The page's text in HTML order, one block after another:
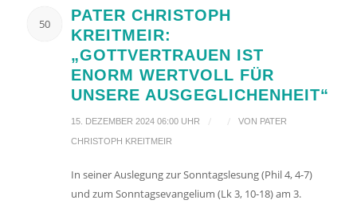
50
PATER CHRISTOPH
KREITMEIR:
„GOTTVERTRAUEN IST
ENORM WERTVOLL FÜR
UNSERE AUSGEGLICHENHEIT“
15. DEZEMBER 2024 06:00 UHR / / VON PATER
CHRISTOPH KREITMEIR
In seiner Auslegung zur Sonntagslesung (Phil 4, 4-7)
und zum Sonntagsevangelium (Lk 3, 10-18) am 3.